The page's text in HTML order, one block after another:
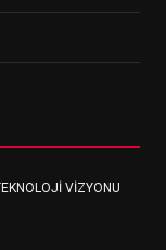
VİZYONU